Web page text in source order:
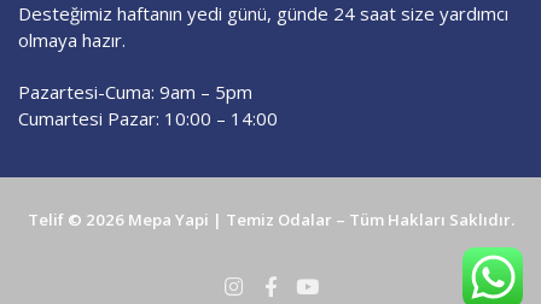
Desteğimiz haftanın yedi günü, günde 24 saat size yardımcı
olmaya hazır.
Pazartesi-Cuma: 9am – 5pm
Cumartesi Pazar: 10:00 – 14:00
Telif © 2026 Mepa Yapi | Temiz Odalar – Tüm Hakları Saklıdır.